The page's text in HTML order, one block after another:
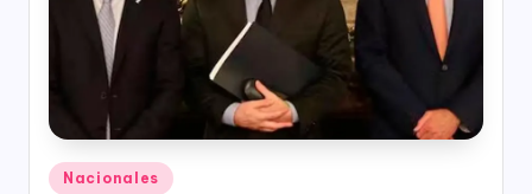
Posted
Nacionales